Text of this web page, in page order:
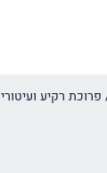
פרוכת רקיע